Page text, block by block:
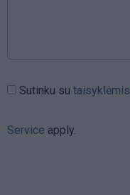
Sutinku su taisyklėmis
Service apply.